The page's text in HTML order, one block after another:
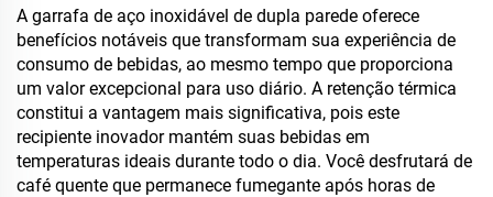
para Café, Conjunto
Presente para Escritório
A garrafa de aço inoxidável de dupla parede oferece
benefícios notáveis que transformam sua experiência de
consumo de bebidas, ao mesmo tempo que proporciona
um valor excepcional para uso diário. A retenção térmica
constitui a vantagem mais significativa, pois este
recipiente inovador mantém suas bebidas em
temperaturas ideais durante todo o dia. Você desfrutará de
café quente que permanece fumegante após horas de